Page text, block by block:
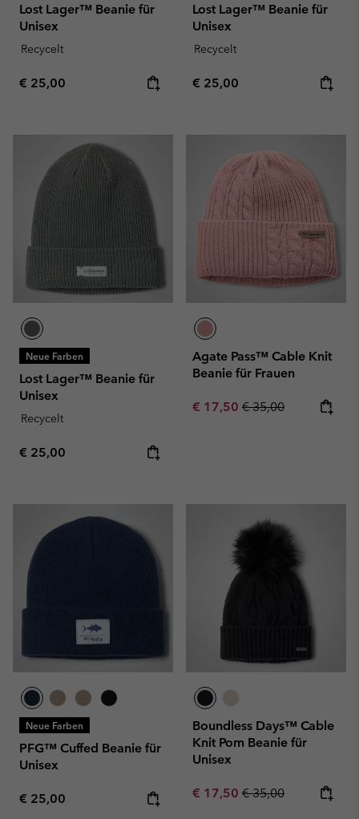
Lost Lager™ Beanie für
Unisex
Recycelt
Regular price:
€ 25,00
Lost Lager™ Beanie für
Unisex
Recycelt
Regular price:
€ 25,00
Neue Farben
Lost Lager™ Beanie für
Unisex
Recycelt
Regular price:
€ 25,00
Agate Pass™ Cable Knit
Beanie für Frauen
Sale price:
€ 17,50 Regular price:
€ 35,00
Neue Farben
PFG™ Cuffed Beanie für
Unisex
Regular price:
€ 25,00
Boundless Days™ Cable
Knit Pom Beanie für
Unisex
Sale price:
€ 17,50 Regular price:
€ 35,00